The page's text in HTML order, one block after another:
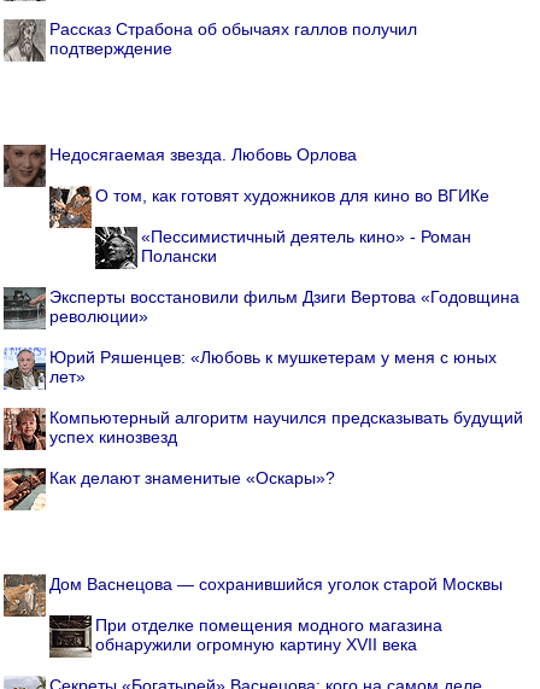
Рассказ Страбона об обычаях галлов получил
подтверждение
Недосягаемая звезда. Любовь Орлова
О том, как готовят художников для кино во ВГИКе
«Пессимистичный деятель кино» - Роман
Полански
Эксперты восстановили фильм Дзиги Вертова «Годовщина
революции»
Юрий Ряшенцев: «Любовь к мушкетерам у меня с юных
лет»
Компьютерный алгоритм научился предсказывать будущий
успех кинозвезд
Как делают знаменитые «Оскары»?
Дом Васнецова — сохранившийся уголок старой Москвы
При отделке помещения модного магазина
обнаружили огромную картину XVII века